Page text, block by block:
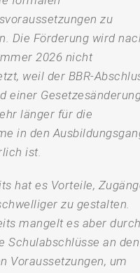
zu
Die Förderung wird
2026 nicht
weil der BBR-
einer
länger für die
in den
ist.
hat es Vorteile,
zu gestalten.
mangelt es aber durch
Schulabschlüsse an den
Voraussetzungen, um